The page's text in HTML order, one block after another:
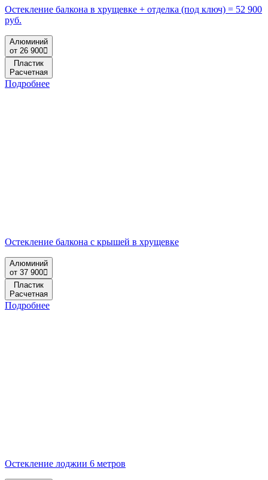
Остекление балкона в хрущевке + отделка (под ключ) = 52 900
руб.
Алюминий
от 26 900
Пластик
Расчетная
Подробнее
Остекление балкона с крышей в хрущевке
Алюминий
от 37 900
Пластик
Расчетная
Подробнее
Остекление лоджии 6 метров